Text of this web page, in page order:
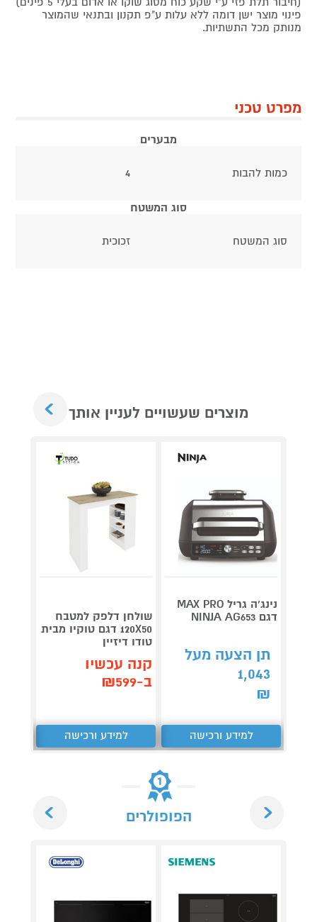
פינוי מוצר ישן דומה ללא עלות ע"פ תקנון ובתנאי שהמוצר
מנותק מכל התשתיות.
מפרט טכני
מבערים
כמות להבות 4
סוג המשטח
סוג המשטח זכוכית
מוצרים שעשויים לעניין אותך
נינג’ה גריל MAX PRO
דגם NINJA AG653
תן הצעה מעל
1,043
₪
למידע ורכישה
שולחן דלפק למטבח
120X50 דגם טוקיו מבית
טודו דיזיין
קנה עכשיו
ב-₪599
למידע ורכישה
הפופולרים